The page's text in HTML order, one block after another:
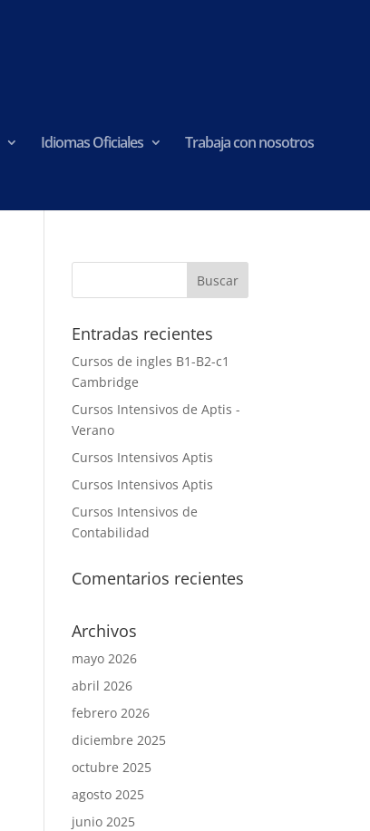
Idiomas Oficiales
Trabaja con nosotros
Entradas recientes
Cursos de ingles B1-B2-c1
Cambridge
Cursos Intensivos de Aptis -
Verano
Cursos Intensivos Aptis
Cursos Intensivos Aptis
Cursos Intensivos de
Contabilidad
Comentarios recientes
Archivos
mayo 2026
abril 2026
febrero 2026
diciembre 2025
octubre 2025
agosto 2025
junio 2025